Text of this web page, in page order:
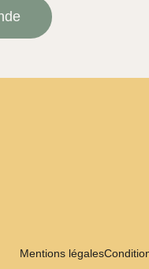
Mentions légales